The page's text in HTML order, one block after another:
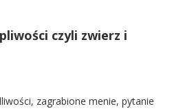
czyli zwierz i
zagrabione menie, pytanie